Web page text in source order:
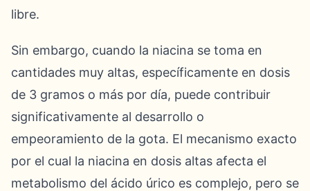
libre.
Sin embargo, cuando la niacina se toma en
cantidades muy altas, específicamente en dosis
de 3 gramos o más por día, puede contribuir
significativamente al desarrollo o
empeoramiento de la gota. El mecanismo exacto
por el cual la niacina en dosis altas afecta el
metabolismo del ácido úrico es complejo, pero se